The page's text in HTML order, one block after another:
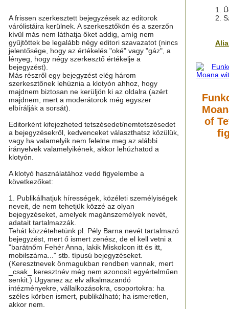
A frissen szerkesztett bejegyzések az editorok
várólistáira kerülnek. A szerkesztőkön és a szerzőn
kívül más nem láthatja őket addig, amíg nem
gyűjtöttek be legalább négy editori szavazatot (nincs
jelentősége, hogy az értékelés "oké" vagy "gáz", a
lényeg, hogy négy szerkesztő értékelje a
bejegyzést).
Más részről egy bejegyzést elég három
szerkesztőnek lehúznia a klotyón ahhoz, hogy
majdnem biztosan ne kerüljön ki az oldalra (azért
majdnem, mert a moderátorok még egyszer
elbírálják a sorsát).
Editorként kifejezheted tetszésedet/nemtetszésedet
a bejegyzésekről, kedvenceket választhatsz közülük,
vagy ha valamelyik nem felelne meg az alábbi
irányelvek valamelyikének, akkor lehúzhatod a
klotyón.
A klotyó használatához vedd figyelembe a
következőket:
1. Publikálhatjuk hírességek, közéleti személyiségek
neveit, de nem tehetjük közzé az olyan
bejegyzéseket, amelyek magánszemélyek nevét,
adatait tartalmazzák.
Tehát közzétehetünk pl. Pély Barna nevét tartalmazó
bejegyzést, mert ő ismert zenész, de el kell vetni a
"barátnőm Fehér Anna, lakik Miskolcon itt és itt,
mobilszáma..." stb. típusú bejegyzéseket.
(Keresztnevek önmagukban rendben vannak, mert
_csak_ keresztnév még nem azonosít egyértelműen
senkit.) Ugyanez az elv alkalmazandó
intézményekre, vállalkozásokra, csoportokra: ha
széles körben ismert, publikálható; ha ismeretlen,
akkor nem.
1.
2.
of